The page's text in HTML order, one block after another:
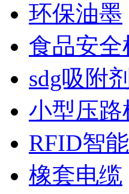
环保油墨
食品安全
sdg吸附剂
小型压路
RFID智
橡套电缆